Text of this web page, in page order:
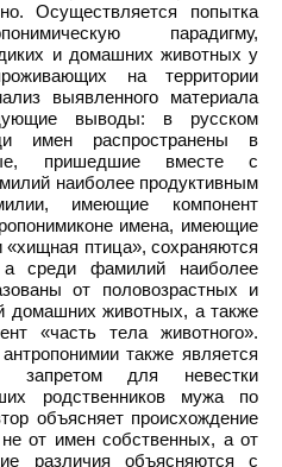
Осуществляется попытка
парадигму,
и домашних животных у
на территории
выявленного материала
выводы: в русском
имен распространены в
пришедшие вместе с
наиболее продуктивным
имеющие компонент
имена, имеющие
«хищная птица», сохраняются
среди фамилий наиболее
от половозрастных и
домашних животных, а также
«часть тела животного».
также является
запретом для невестки
родственников мужа по
объясняет происхождение
от имен собственных, а от
различия объясняются с